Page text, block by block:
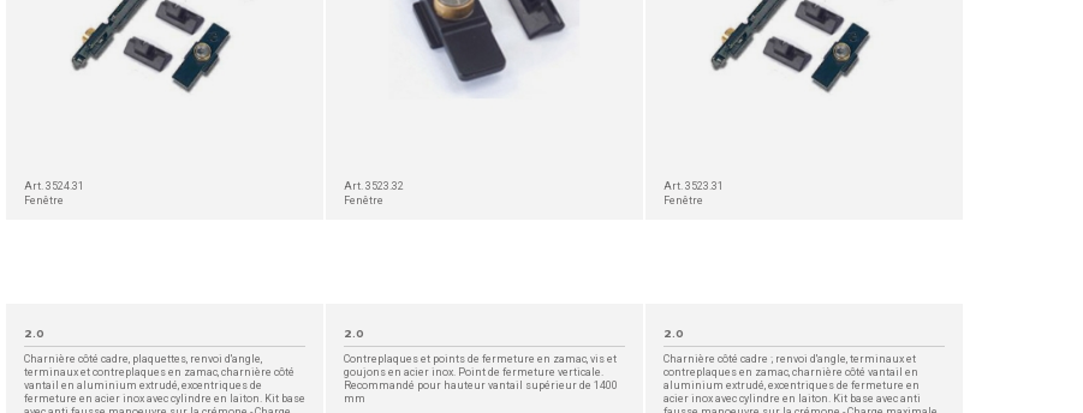
Art. 3524.31
Fenêtre
Art. 3523.32
Fenêtre
Art. 3523.31
Fenêtre
2.0
Charnière côté cadre, plaquettes, renvoi d'angle,
terminaux et contreplaques en zamac, charnière côté
vantail en aluminium extrudé, excentriques de
fermeture en acier inox avec cylindre en laiton. Kit base
2.0
Contreplaques et points de fermeture en zamac, vis et
goujons en acier inox. Point de fermeture verticale.
Recommandé pour hauteur vantail supérieur de 1400
mm
2.0
Charnière côté cadre ; renvoi d'angle, terminaux et
contreplaques en zamac, charnière côté vantail en
aluminium extrudé, excentriques de fermeture en
acier inox avec cylindre en laiton. Kit base avec anti